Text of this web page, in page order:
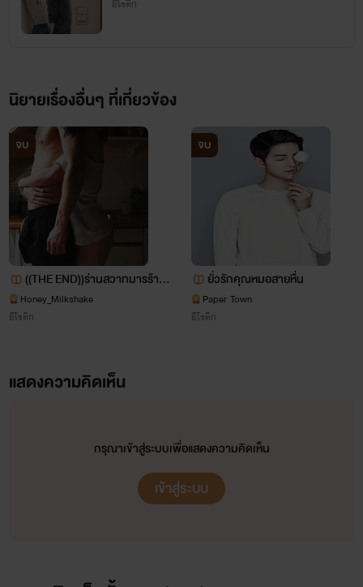
1.ลีลารัญจวน
บารอน ครูซ ตัดสินใจประมูลลีลาวดีมาเพื่อรองรับความใคร่ แต่ไฟรักเกิดโดยที่เขาไม่ปราถนาด้วย
ราชันย์เก็บเด็กอายุ12ปีมาเลี้ยงจนโตเป็นสาว เขามองว่าดวงใจคือน้องสาว แต่แล้ววันหนึ่ง ความปราถ
ดารนี อดีตคนรักของราชันย์ดันถูกวันอ่อนกินหญ้าแก่ เมื่อชีวินเพื่อนรักของดวงใจ ถือโอกาสล่อลวง
ตะวัน ลูกชายหัวแก้วหัวแหวนของดวงใจ ถูกเด็กเพี้ยนตามปั่นป่วนชีวิต แล้วไอ้ที่เคยคิดว่าเด็กมันไม่
อีโรติก
นิยายเรื่องอื่นๆ ที่เกี่ยวข้อง
จบ
((THE END))ร่านสวาทมารร้าย
(I'm Bitch)NC18+
Honey_Milkshake
อีโรติก
จบ
ยั่วรักคุณหมอสายหื่น
Paper Town
อีโรติก
แสดงความคิดเห็น
กรุณาเข้าสู่ระบบเพื่อแสดงความคิดเห็น
เข้าสู่ระบบ